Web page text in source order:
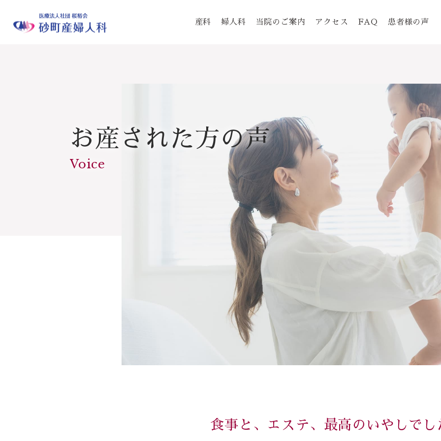
産科 婦人科 当院のご案内 アクセス FAQ 患者様の声
お産された方の声
Voice
食事と、エステ、最高のいやしでし